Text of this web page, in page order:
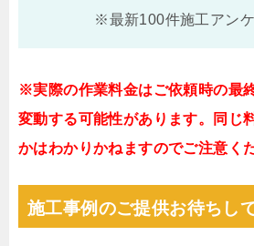
※最新100件施工アン
※実際の作業料金はご依頼時の最
変動する可能性があります。同じ
かはわかりかねますのでご注意く
施工事例のご提供お待ちし